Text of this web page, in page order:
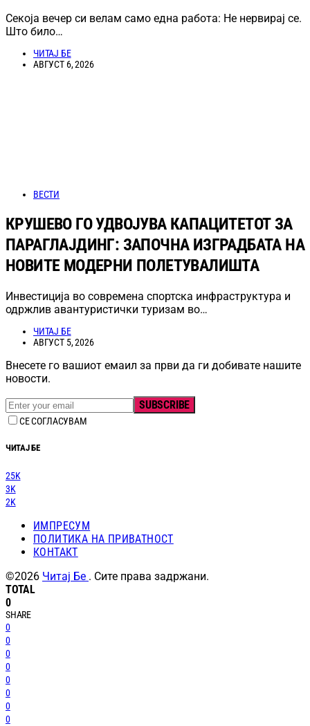
Секоја вечер си велам само една работа: Не нервирај се.
Што било…
ЧИТАЈ БЕ
АВГУСТ 6, 2026
ВЕСТИ
КРУШЕВО ГО УДВОЈУВА КАПАЦИТЕТОТ ЗА
ПАРАГЛАЈДИНГ: ЗАПОЧНА ИЗГРАДБАТА НА
НОВИТЕ МОДЕРНИ ПОЛЕТУВАЛИШТА
Инвестиција во современа спортска инфраструктура и
одржлив авантуристички туризам во…
ЧИТАЈ БЕ
АВГУСТ 5, 2026
Внесете го вашиот емаил за први да ги добивате нашите
новости.
SUBSCRIBE
СЕ СОГЛАСУВАМ
ЧИТАЈ БЕ
25K
3K
2K
ИМПРЕСУМ
ПОЛИТИКА НА ПРИВАТНОСТ
КОНТАКТ
©2026 Читај Бе . Сите права задржани.
TOTAL
0
SHARE
0
0
0
0
0
0
0
0